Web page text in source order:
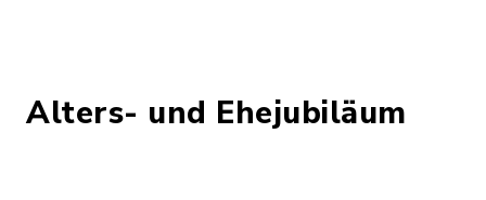
Alters- und Ehejubiläum